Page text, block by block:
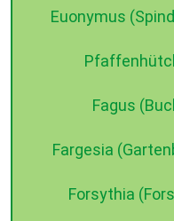
Euonymus
Fagus
Fargesia
Forsythia